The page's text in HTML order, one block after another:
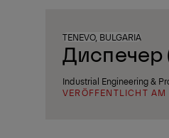
TENEVO, BULGARIA
Диспечер
Industrial Engineering &
VERÖFFENTLICHT